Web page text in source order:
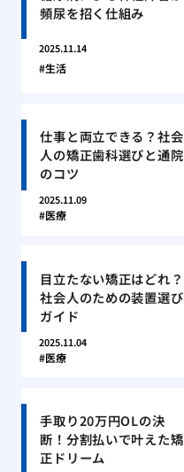
頻尿を招く仕組み
2025.11.14
生活
仕事と両立できる？社会
人の矯正歯科選びと通院
のコツ
2025.11.09
医療
目立たない矯正はどれ？
社会人のための装置選び
ガイド
2025.11.04
医療
手取り20万円OLの決
断！分割払いで叶えた矯
正ドリーム